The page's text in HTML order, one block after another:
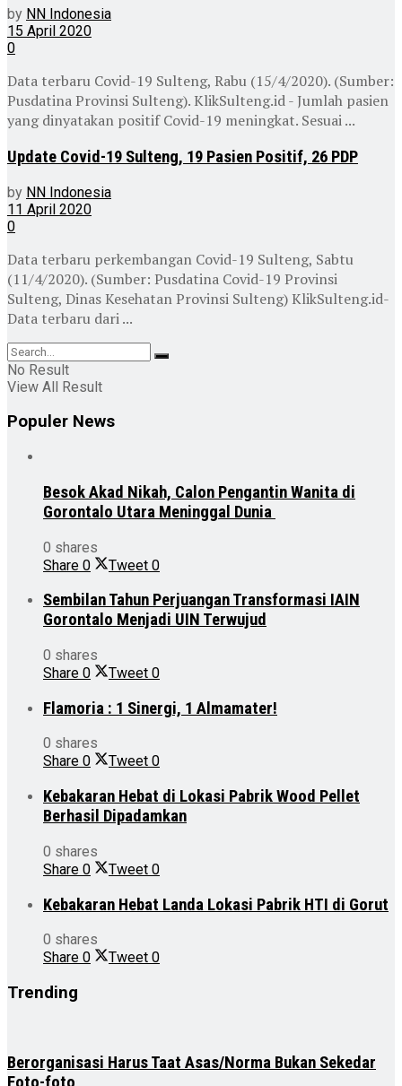
by NN Indonesia
15 April 2020
0
Data terbaru Covid-19 Sulteng, Rabu (15/4/2020). (Sumber:
Pusdatina Provinsi Sulteng). KlikSulteng.id - Jumlah pasien
yang dinyatakan positif Covid-19 meningkat. Sesuai ...
Update Covid-19 Sulteng, 19 Pasien Positif, 26 PDP
by NN Indonesia
11 April 2020
0
Data terbaru perkembangan Covid-19 Sulteng, Sabtu
(11/4/2020). (Sumber: Pusdatina Covid-19 Provinsi
Sulteng, Dinas Kesehatan Provinsi Sulteng) KlikSulteng.id-
Data terbaru dari ...
No Result
View All Result
Populer News
Besok Akad Nikah, Calon Pengantin Wanita di
Gorontalo Utara Meninggal Dunia
0 shares
Share 0 Tweet 0
Sembilan Tahun Perjuangan Transformasi IAIN
Gorontalo Menjadi UIN Terwujud
0 shares
Share 0 Tweet 0
Flamoria : 1 Sinergi, 1 Almamater!
0 shares
Share 0 Tweet 0
Kebakaran Hebat di Lokasi Pabrik Wood Pellet
Berhasil Dipadamkan
0 shares
Share 0 Tweet 0
Kebakaran Hebat Landa Lokasi Pabrik HTI di Gorut
0 shares
Share 0 Tweet 0
Trending
Berorganisasi Harus Taat Asas/Norma Bukan Sekedar